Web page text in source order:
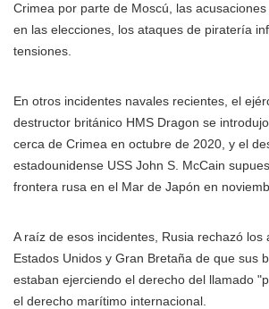
Crimea por parte de Moscú, las
en las elecciones, los ataques de piratería
tensiones.
En otros incidentes navales recientes, el
destructor británico HMS Dragon se
cerca de Crimea en octubre de 2020, y el
estadounidense USS John S. McCain
frontera rusa en el Mar de Japón en
A raíz de esos incidentes, Rusia rechazó los
Estados Unidos y Gran Bretaña de que sus
estaban ejerciendo el derecho del llamado
el derecho marítimo internacional.